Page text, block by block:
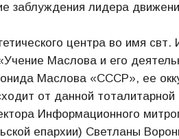
заблуждения лидера
центра во имя
Маслова и его
Маслова «СССР», ее
от данной тоталитарной
Информационного
епархии) Светланы